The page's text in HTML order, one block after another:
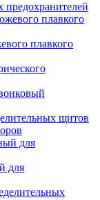
предохранителей
плавкого
щитов
для